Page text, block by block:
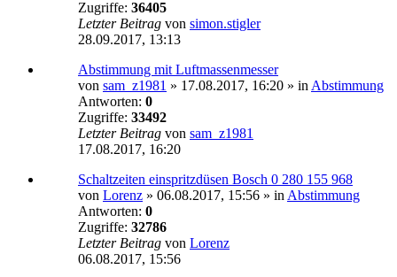
Zugriffe: 36405
Letzter Beitrag von simon.stigler
28.09.2017, 13:13
Abstimmung mit Luftmassenmesser
von sam_z1981 » 17.08.2017, 16:20 » in Abstimmung
Antworten: 0
Zugriffe: 33492
Letzter Beitrag von sam_z1981
17.08.2017, 16:20
Schaltzeiten einspritzdüsen Bosch 0 280 155 968
von Lorenz » 06.08.2017, 15:56 » in Abstimmung
Antworten: 0
Zugriffe: 32786
Letzter Beitrag von Lorenz
06.08.2017, 15:56